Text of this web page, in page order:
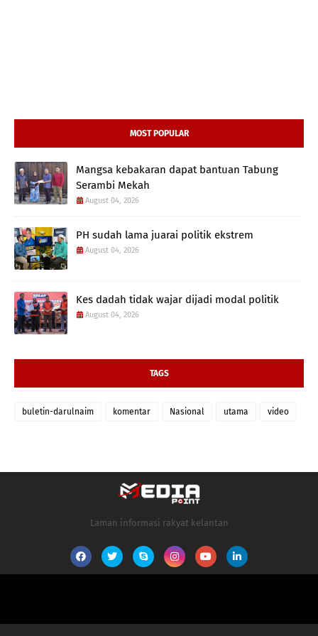
MOST POPULAR
Mangsa kebakaran dapat bantuan Tabung
Serambi Mekah
August 04, 2026
PH sudah lama juarai politik ekstrem
August 04, 2026
Kes dadah tidak wajar dijadi modal politik
August 04, 2026
TAGS
buletin-darulnaim komentar Nasional utama video
Laman informasi rakyat kelantan